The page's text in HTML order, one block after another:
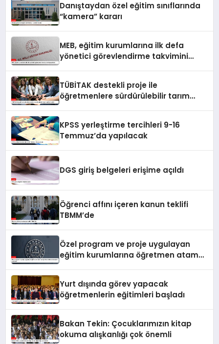
Danıştaydan özel eğitim sınıflarında
“kamera” kararı
MEB, eğitim kurumlarına ilk defa
yönetici görevlendirme takvimini
TÜBİTAK destekli proje ile
öğretmenlere sürdürülebilir tarım
KPSS yerleştirme tercihleri 9-16
Temmuz’da yapılacak
DGS giriş belgeleri erişime açıldı
Öğrenci affını içeren kanun teklifi
TBMM’de
Özel program ve proje uygulayan
eğitim kurumlarına öğretmen atama
Yurt dışında görev yapacak
öğretmenlerin eğitimleri başladı
Bakan Tekin: Çocuklarımızın kitap
okuma alışkanlığı çok önemli